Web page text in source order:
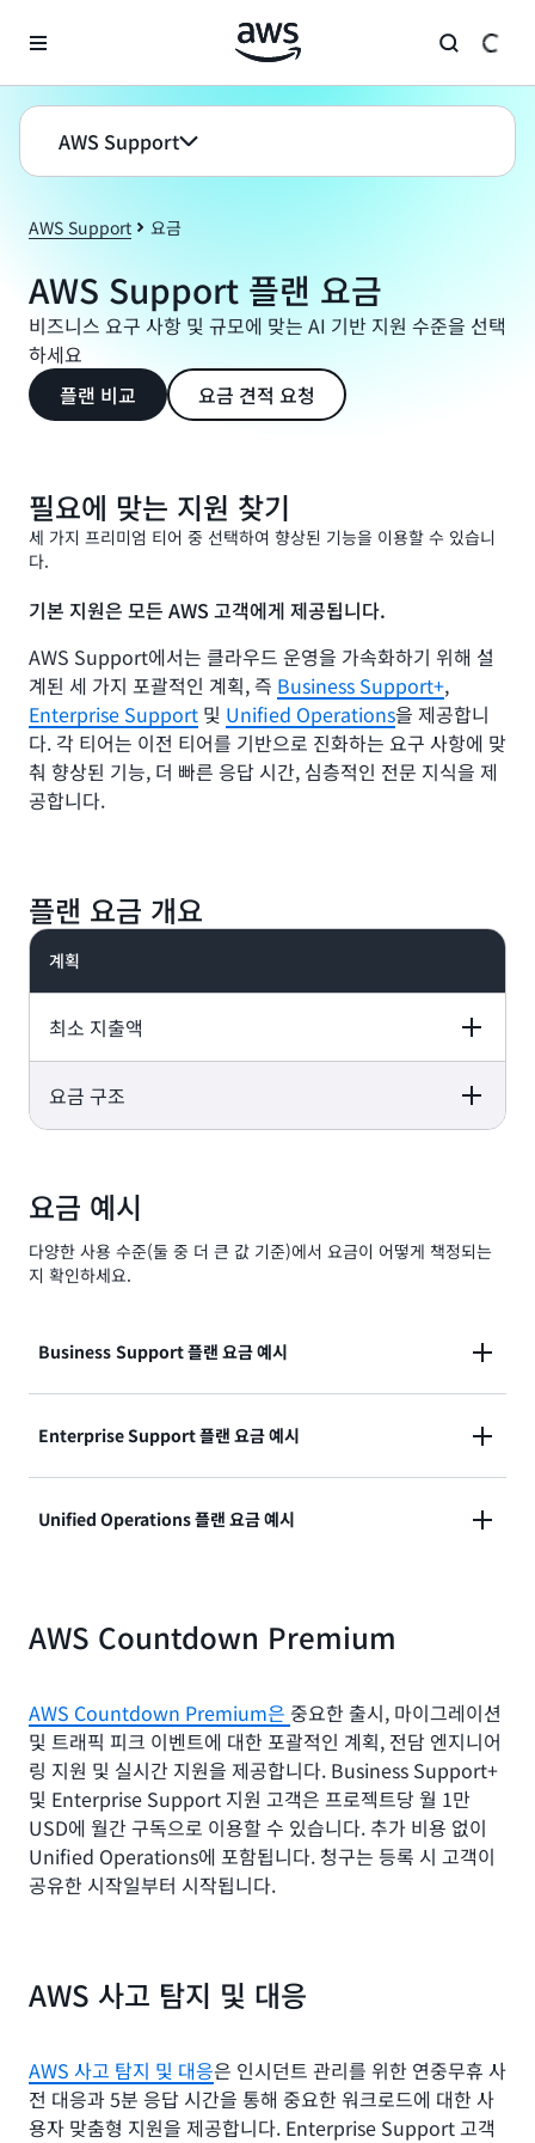
AWS Support
AWS Support 요금
AWS Support 플랜 요금
비즈니스 요구 사항 및 규모에 맞는 AI 기반 지원 수준을 선택
하세요
플랜 비교
요금 견적 요청
필요에 맞는 지원 찾기
세 가지 프리미엄 티어 중 선택하여 향상된 기능을 이용할 수 있습니
다.
기본 지원은 모든 AWS 고객에게 제공됩니다.
AWS Support에서는 클라우드 운영을 가속화하기 위해 설
계된 세 가지 포괄적인 계획, 즉 Business Support+,
Enterprise Support 및 Unified Operations을 제공합니
다. 각 티어는 이전 티어를 기반으로 진화하는 요구 사항에 맞
춰 향상된 기능, 더 빠른 응답 시간, 심층적인 전문 지식을 제
공합니다.
플랜 요금 개요
계획
최소 지출액
Business
Unified
Operations
계정당 월 29 USD
요금 구조
계정당 월 29 USD
- 또는 -
1만 USD까지는 월
AWS 요금의 9%
AWS 요금의 7%
8만~25만 USD는
월 AWS 요금의 5%
25만 USD 초과분은
월 AWS 요금의 3%
더 큰 값 기준:
- 또는 -
15만 USD까지 월
금의 7%
50만 USD~100만
USD는 월 AWS 요
금의 5%
1백만 USD 초과분
은 월 AWS 요금의
3%
월 5만 USD
월 AWS 요금의
5백만 USD 초과
은 월 AWS 요금의
5%
요금 예시
다양한 사용 수준(둘 중 더 큰 값 기준)에서 요금이 어떻게 책정되는
지 확인하세요.
Business Support 플랜 요금 예시
월 AWS 요금이 2만 USD인 경우:
1만 USD × 9% = 900 USD(1만 USD까지는 요금
의 9%)
합계 = 1,600 USD
Enterprise Support 플랜 요금 예시
월 AWS 요금이 75만 USD인 경우:
는 요금의 10%)
35만 USD × 7% = 24,500 USD(15만 USD에서
25만 USD × 5% = 12,500 USD(50만 USD에서 1
백만 USD까지는 요금의 5%)
합계 = 52,000 USD
Unified Operations 플랜 요금 예시
는 요금의 10%)
50만 달러 × 6% = 3만 달러 (1백만 USD에서 5백
만 USD까지는 요금의 6%)
합계 = 13만 USD
AWS Countdown Premium
AWS Countdown Premium은 중요한 출시, 마이그레이션
및 트래픽 피크 이벤트에 대한 포괄적인 계획, 전담 엔지니어
링 지원 및 실시간 지원을 제공합니다. Business Support+
및 Enterprise Support 지원 고객은 프로젝트당 월 1만
USD에 월간 구독으로 이용할 수 있습니다. 추가 비용 없이
Unified Operations에 포함됩니다. 청구는 등록 시 고객이
공유한 시작일부터 시작됩니다.
AWS 사고 탐지 및 대응
AWS 사고 탐지 및 대응은 인시던트 관리를 위한 연중무휴 사
전 대응과 5분 응답 시간을 통해 중요한 워크로드에 대한 사
용자 맞춤형 지원을 제공합니다. Enterprise Support 고객